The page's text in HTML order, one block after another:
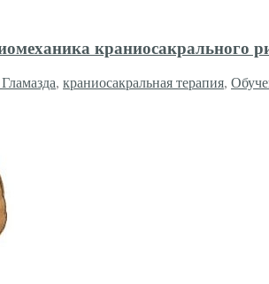
краниосакрального
, краниосакральная терапия,